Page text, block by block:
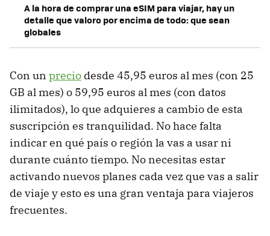
A la hora de comprar una eSIM para viajar, hay un
detalle que valoro por encima de todo: que sean
globales
Con un precio desde 45,95 euros al mes (con 25
GB al mes) o 59,95 euros al mes (con datos
ilimitados), lo que adquieres a cambio de esta
suscripción es tranquilidad. No hace falta
indicar en qué país o región la vas a usar ni
durante cuánto tiempo. No necesitas estar
activando nuevos planes cada vez que vas a salir
de viaje y esto es una gran ventaja para viajeros
frecuentes.